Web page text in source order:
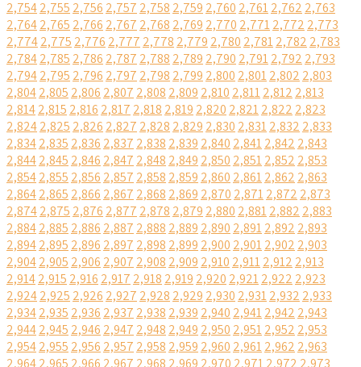
2,7542,755 2,756 2,757 2,758 2,759 2,760 2,7612,762 2,763
2,7642,765 2,766 2,767 2,768 2,769 2,770 2,7712,772 2,773
2,7742,775 2,776 2,777 2,778 2,779 2,780 2,7812,782 2,783
2,7842,785 2,786 2,787 2,788 2,789 2,790 2,7912,792 2,793
2,7942,795 2,796 2,797 2,798 2,799 2,800 2,8012,802 2,803
2,8042,805 2,806 2,807 2,808 2,809 2,810 2,8112,812 2,813
2,8142,815 2,816 2,817 2,818 2,819 2,820 2,8212,822 2,823
2,8242,825 2,826 2,827 2,828 2,829 2,830 2,8312,832 2,833
2,8342,835 2,836 2,837 2,838 2,839 2,840 2,8412,842 2,843
2,8442,845 2,846 2,847 2,848 2,849 2,850 2,8512,852 2,853
2,8542,855 2,856 2,857 2,858 2,859 2,860 2,8612,862 2,863
2,8642,865 2,866 2,867 2,868 2,869 2,870 2,8712,872 2,873
2,8742,875 2,876 2,877 2,878 2,879 2,880 2,8812,882 2,883
2,8842,885 2,886 2,887 2,888 2,889 2,890 2,8912,892 2,893
2,8942,895 2,896 2,897 2,898 2,899 2,900 2,9012,902 2,903
2,9042,905 2,906 2,907 2,908 2,909 2,910 2,9112,912 2,913
2,9142,915 2,916 2,917 2,918 2,919 2,920 2,9212,922 2,923
2,9242,925 2,926 2,927 2,928 2,929 2,930 2,9312,932 2,933
2,9342,935 2,936 2,937 2,938 2,939 2,940 2,9412,942 2,943
2,9442,945 2,946 2,947 2,948 2,949 2,950 2,9512,952 2,953
2,9542,955 2,956 2,957 2,958 2,959 2,960 2,9612,962 2,963